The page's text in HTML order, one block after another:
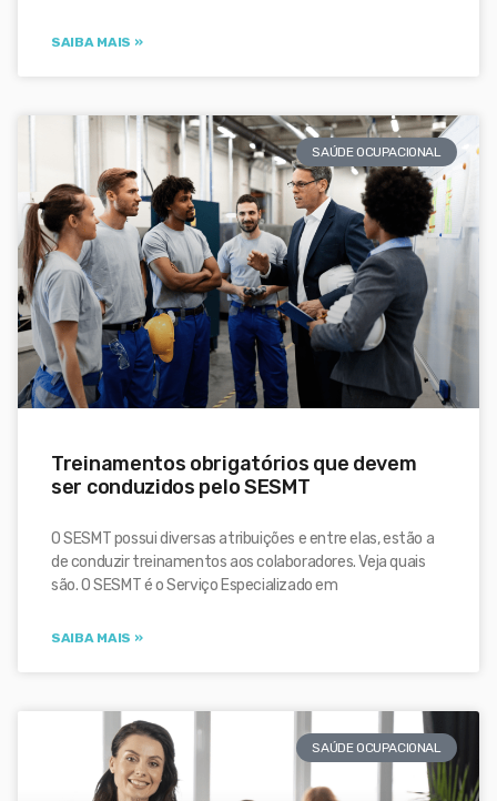
SAIBA MAIS »
SAÚDE OCUPACIONAL
Treinamentos obrigatórios que devem
ser conduzidos pelo SESMT
O SESMT possui diversas atribuições e entre elas, estão a
de conduzir treinamentos aos colaboradores. Veja quais
são. O SESMT é o Serviço Especializado em
SAIBA MAIS »
SAÚDE OCUPACIONAL